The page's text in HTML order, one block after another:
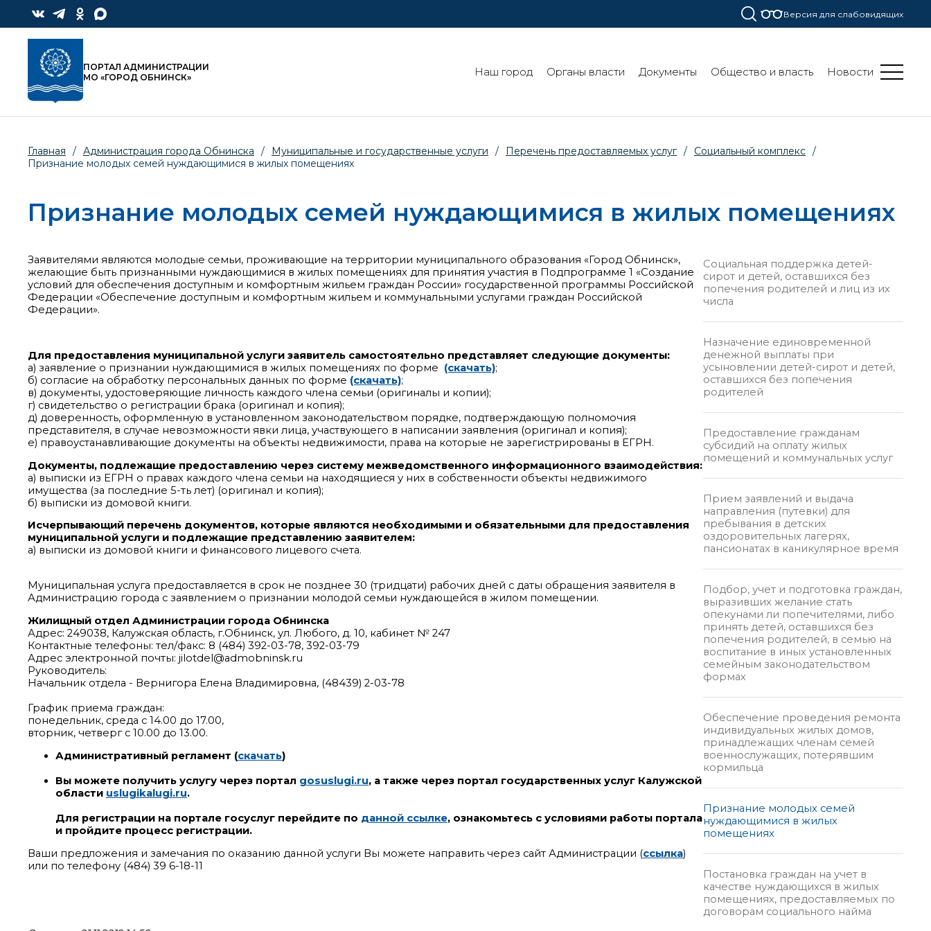
Версия для слабовидящих
ПОРТАЛ АДМИНИСТРАЦИИ
МО «ГОРОД ОБНИНСК»
Наш город Органы власти Документы Общество и власть Новости
Главная / Администрация города Обнинска / Муниципальные и государственные услуги / Перечень предоставляемых услуг / Социальный комплекс /
Признание молодых семей нуждающимися в жилых помещениях
Признание молодых семей нуждающимися в жилых помещениях
Заявителями являются молодые семьи, проживающие на территории муниципального образования «Город Обнинск»,
желающие быть признанными нуждающимися в жилых помещениях для принятия участия в Подпрограмме 1 «Создание
условий для обеспечения доступным и комфортным жильем граждан России» государственной программы Российской
Федерации «Обеспечение доступным и комфортным жильем и коммунальными услугами граждан Российской
Федерации».
Для предоставления муниципальной услуги заявитель самостоятельно представляет следующие документы:
а) заявление о признании нуждающимися в жилых помещениях по форме (скачать);
б) согласие на обработку персональных данных по форме (скачать);
в) документы, удостоверяющие личность каждого члена семьи (оригиналы и копии);
г) свидетельство о регистрации брака (оригинал и копия);
д) доверенность, оформленную в установленном законодательством порядке, подтверждающую полномочия
представителя, в случае невозможности явки лица, участвующего в написании заявления (оригинал и копия);
е) правоустанавливающие документы на объекты недвижимости, права на которые не зарегистрированы в ЕГРН.
Документы, подлежащие предоставлению через систему межведомственного информационного взаимодействия:
а) выписки из ЕГРН о правах каждого члена семьи на находящиеся у них в собственности объекты недвижимого
имущества (за последние 5-ть лет) (оригинал и копия);
б) выписки из домовой книги.
Исчерпывающий перечень документов, которые являются необходимыми и обязательными для предоставления
муниципальной услуги и подлежащие представлению заявителем:
а) выписки из домовой книги и финансового лицевого счета.
Муниципальная услуга предоставляется в срок не позднее 30 (тридцати) рабочих дней с даты обращения заявителя в
Администрацию города с заявлением о признании молодой семьи нуждающейся в жилом помещении.
Жилищный отдел Администрации города Обнинска
Адрес: 249038, Калужская область, г.Обнинск, ул. Любого, д. 10, кабинет № 247
Контактные телефоны: тел/факс: 8 (484) 392-03-78, 392-03-79
Адрес электронной почты: jilotdel@admobninsk.ru
Руководитель:
Начальник отдела - Вернигора Елена Владимировна, (48439) 2-03-78
График приема граждан:
понедельник, среда с 14.00 до 17.00,
вторник, четверг с 10.00 до 13.00.
Административный регламент (скачать)
Вы можете получить услугу через портал gosuslugi.ru, а также через портал государственных услуг Калужской
области uslugikalugi.ru.
Для регистрации на портале госуслуг перейдите по данной ссылке, ознакомьтесь с условиями работы портала
и пройдите процесс регистрации.
Ваши предложения и замечания по оказанию данной услуги Вы можете направить через сайт Администрации (ссылка)
или по телефону (484) 39 6-18-11
Социальная поддержка детей-
сирот и детей, оставшихся без
попечения родителей и лиц из их
числа
Назначение единовременной
денежной выплаты при
усыновлении детей-сирот и детей,
оставшихся без попечения
родителей
Предоставление гражданам
субсидий на оплату жилых
помещений и коммунальных услуг
Прием заявлений и выдача
направления (путевки) для
пребывания в детских
оздоровительных лагерях,
пансионатах в каникулярное время
Подбор, учет и подготовка граждан,
выразивших желание стать
опекунами ли попечителями, либо
принять детей, оставшихся без
попечения родителей, в семью на
воспитание в иных установленных
семейным законодательством
формах
Обеспечение проведения ремонта
индивидуальных жилых домов,
принадлежащих членам семей
военнослужащих, потерявшим
кормильца
Признание молодых семей
нуждающимися в жилых
помещениях
Постановка граждан на учет в
качестве нуждающихся в жилых
помещениях, предоставляемых по
договорам социального найма